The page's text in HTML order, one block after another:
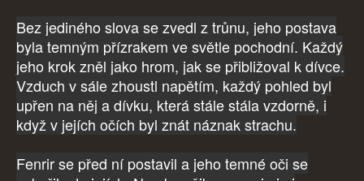
Bez jediného slova se zvedl z trůnu, jeho postava
byla temným přízrakem ve světle pochodní. Každý
jeho krok zněl jako hrom, jak se přibližoval k dívce.
Vzduch v sále zhoustl napětím, každý pohled byl
upřen na něj a dívku, která stále stála vzdorně, i
když v jejích očích byl znát náznak strachu.
Fenrir se před ní postavil a jeho temné oči se